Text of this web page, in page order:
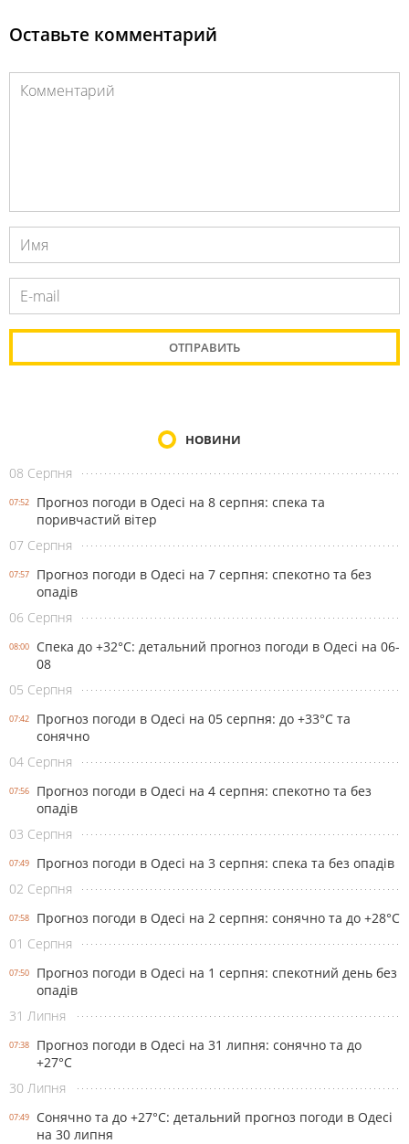
Оставьте комментарий
НОВИНИ
08 Серпня
07:52
Прогноз погоди в Одесі на 8 серпня: спека та
поривчастий вітер
07 Серпня
07:57
Прогноз погоди в Одесі на 7 серпня: спекотно та без
опадів
06 Серпня
08:00
Спека до +32°С: детальний прогноз погоди в Одесі на 06-
08
05 Серпня
07:42
Прогноз погоди в Одесі на 05 серпня: до +33°С та
сонячно
04 Серпня
07:56
Прогноз погоди в Одесі на 4 серпня: спекотно та без
опадів
03 Серпня
07:49
Прогноз погоди в Одесі на 3 серпня: спека та без опадів
02 Серпня
07:58
Прогноз погоди в Одесі на 2 серпня: сонячно та до +28°С
01 Серпня
07:50
Прогноз погоди в Одесі на 1 серпня: спекотний день без
опадів
31 Липня
07:38
Прогноз погоди в Одесі на 31 липня: сонячно та до
+27°С
30 Липня
07:49
Сонячно та до +27°С: детальний прогноз погоди в Одесі
на 30 липня